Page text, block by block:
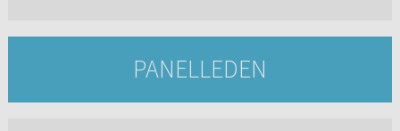
PANELLEDEN